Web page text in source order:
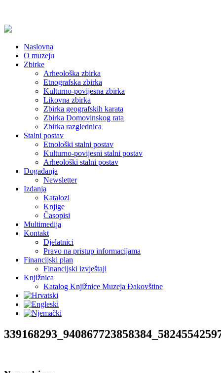
Naslovna
O muzeju
Zbirke
Arheološka zbirka
Etnografska zbirka
Kulturno-povijesna zbirka
Likovna zbirka
Zbirka geografskih karata
Zbirka Domovinskog rata
Zbirka razglednica
Stalni postav
Etnološki stalni postav
Kulturno-povijesni stalni postav
Arheološki stalni postav
Događanja
Newsletter
Izdanja
Katalozi
Knjige
Časopisi
Multimedija
Kontakt
Djelatnici
Pravo na pristup informacijama
Financijski plan
Financijski izvještaji
Knjižnica
Katalog Knjižnice Muzeja Đakovštine